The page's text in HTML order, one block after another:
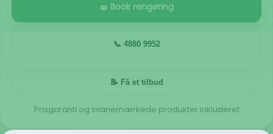
🧽 Book rengøring
📞 4880 9952
📝 Få et tilbud
Prisgaranti og svanemærkede produkter inkluderet